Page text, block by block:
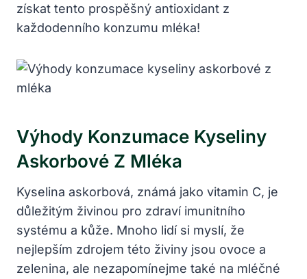
získat tento prospěšný antioxidant z
každodenního konzumu mléka!
Výhody Konzumace Kyseliny
Askorbové Z Mléka
Kyselina askorbová, známá jako vitamin C, je
důležitým živinou pro zdraví imunitního
systému a kůže. Mnoho lidí si myslí, že
nejlepším zdrojem této živiny jsou ovoce a
zelenina, ale nezapomínejme také na mléčné